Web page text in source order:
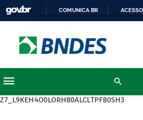
COMUNICA BR
Z7_L9KEH4O0LORH80ALCLTPF80SH3